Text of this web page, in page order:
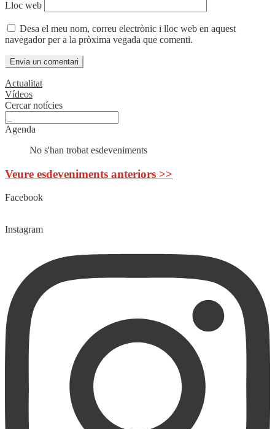
Lloc web
Desa el meu nom, correu electrònic i lloc web en aquest
navegador per a la pròxima vegada que comenti.
Actualitat
Vídeos
Cercar notícies
Agenda
No s'han trobat esdeveniments
Veure esdeveniments anteriors >>
Facebook
Instagram